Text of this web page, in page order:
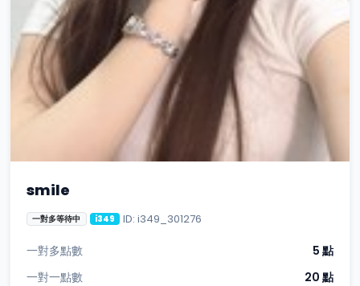
smile
一對多等待中 i349 ID: i349_301276
一對多點數
5 點
一對一點數
20 點